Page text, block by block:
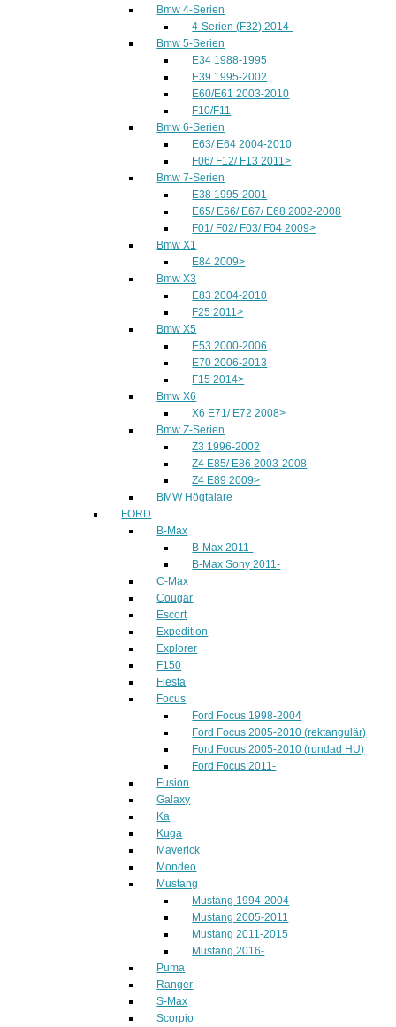
Bmw 4-Serien
4-Serien (F32) 2014-
Bmw 5-Serien
E34 1988-1995
E39 1995-2002
E60/E61 2003-2010
F10/F11
Bmw 6-Serien
E63/ E64 2004-2010
F06/ F12/ F13 2011>
Bmw 7-Serien
E38 1995-2001
E65/ E66/ E67/ E68 2002-2008
F01/ F02/ F03/ F04 2009>
Bmw X1
E84 2009>
Bmw X3
E83 2004-2010
F25 2011>
Bmw X5
E53 2000-2006
E70 2006-2013
F15 2014>
Bmw X6
X6 E71/ E72 2008>
Bmw Z-Serien
Z3 1996-2002
Z4 E85/ E86 2003-2008
Z4 E89 2009>
BMW Högtalare
FORD
B-Max
B-Max 2011-
B-Max Sony 2011-
C-Max
Cougar
Escort
Expedition
Explorer
F150
Fiesta
Focus
Ford Focus 1998-2004
Ford Focus 2005-2010 (rektangulär)
Ford Focus 2005-2010 (rundad HU)
Ford Focus 2011-
Fusion
Galaxy
Ka
Kuga
Maverick
Mondeo
Mustang
Mustang 1994-2004
Mustang 2005-2011
Mustang 2011-2015
Mustang 2016-
Puma
Ranger
S-Max
Scorpio